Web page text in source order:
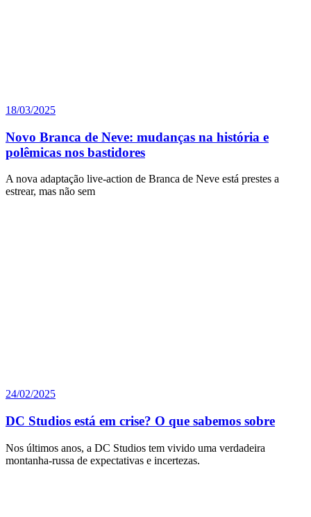
18/03/2025
Novo Branca de Neve: mudanças na história e
polêmicas nos bastidores
A nova adaptação live-action de Branca de Neve está prestes a
estrear, mas não sem
24/02/2025
DC Studios está em crise? O que sabemos sobre
Nos últimos anos, a DC Studios tem vivido uma verdadeira
montanha-russa de expectativas e incertezas.